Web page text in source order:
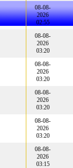
08-08-
2026
02:55
08-08-
2026
03:20
08-08-
2026
03:20
08-08-
2026
03:20
08-08-
2026
03:20
08-08-
2026
03:15